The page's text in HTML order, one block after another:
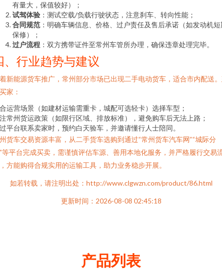
有量大，保值较好）；
试驾体验 ：测试空载/负载行驶状态，注意刹车、转向性能；
合同规范 ：明确车辆信息、价格、过户责任及售后承诺（如发动机短
保修）；
过户流程 ：双方携带证件至常州车管所办理，确保违章处理完毕。
、行业趋势与建议
新能源货车推广，常州部分市场已出现二手电动货车，适合市内配送
家：
运营场景（如建材运输需重卡，城配可选轻卡）选择车型；
常州货运政策（如限行区域、排放标准），避免购车后无法上路；
平台联系卖家时，预约白天验车，并邀请懂行人士陪同。
货车交易资源丰富，从二手货车选购到通过“常州货车汽车网”“城际分
等平台完成买卖，需谨慎评估车源、善用本地化服务，并严格履行交易
方能购得合规实用的运输工具，助力业务稳步开展。
如若转载，请注明出处：http://www.clgwzn.com/product/86.html
更新时间：2026-08-08 02:45:18
产品列表